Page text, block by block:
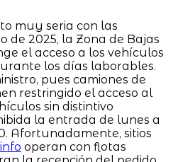
muy seria con las
de 2025, la Zona de Bajas
el acceso a los vehículos
los días laborables.
pues camiones de
restringido el acceso al
sin distintivo
la entrada de lunes a
Afortunadamente, sitios
operan con flotas